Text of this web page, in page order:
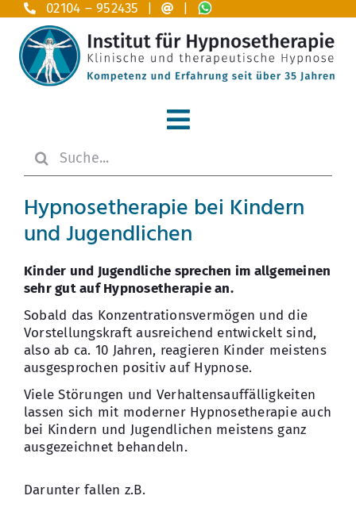
Zum
Inhalt
springen
02104 – 952435 |
Toggle
Home
Hypnosetherapie
Das Institut
Ausbildung
Kontakt
Suche
nach:
Hypnosetherapie bei Kindern
und Jugendlichen
Kinder und Jugendliche sprechen im allgemeinen
sehr gut auf Hypnosetherapie an.
Sobald das Konzentrationsvermögen und die
Vorstellungskraft ausreichend entwickelt sind,
also ab ca. 10 Jahren, reagieren Kinder meistens
ausgesprochen positiv auf Hypnose.
Viele Störungen und Verhaltensauffälligkeiten
lassen sich mit moderner Hypnosetherapie auch
bei Kindern und Jugendlichen meistens ganz
ausgezeichnet behandeln.
Darunter fallen z.B.